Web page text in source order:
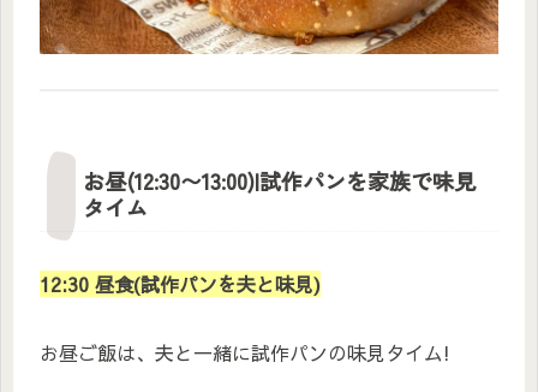
お昼(12:30〜13:00)|試作パンを家族で味見
タイム
12:30 昼食(試作パンを夫と味見)
お昼ご飯は、夫と一緒に試作パンの味見タイム!